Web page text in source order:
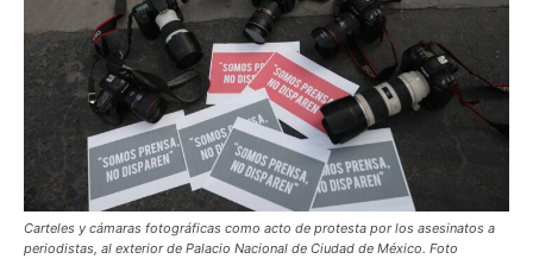
Carteles y cámaras fotográficas como acto de protesta por los asesinatos a
periodistas, al exterior de Palacio Nacional de Ciudad de México. Foto